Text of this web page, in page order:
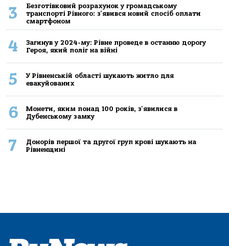
3
Безготівковий розрахунок у громадському
транспорті Рівного: з'явився новий спосіб оплати
смартфоном
4
Загинув у 2024-му: Рівне проведе в останню дорогу
Героя, який поліг на війні
5
У Рівненській області шукають житло для
евакуйованих
6
Монети, яким понад 100 років, з'явилися в
Дубенському замку
7
Донорів першої та другої груп крові шукають на
Рівненщині